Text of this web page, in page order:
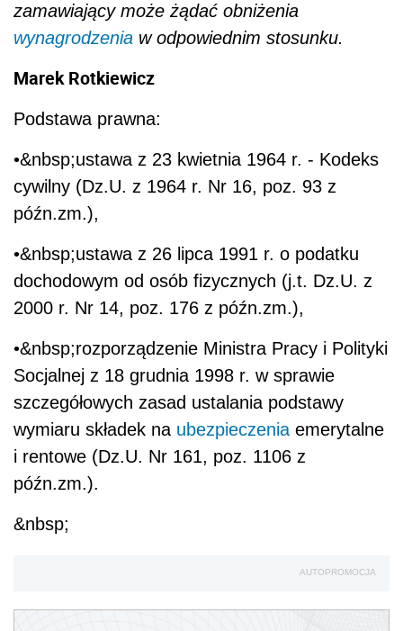
zamawiający może żądać obniżenia
wynagrodzenia w odpowiednim stosunku.
Marek Rotkiewicz
Podstawa prawna:
•&nbsp;ustawa z 23 kwietnia 1964 r. - Kodeks
cywilny (Dz.U. z 1964 r. Nr 16, poz. 93 z
późn.zm.),
•&nbsp;ustawa z 26 lipca 1991 r. o podatku
dochodowym od osób fizycznych (j.t. Dz.U. z
2000 r. Nr 14, poz. 176 z późn.zm.),
•&nbsp;rozporządzenie Ministra Pracy i Polityki
Socjalnej z 18 grudnia 1998 r. w sprawie
szczegółowych zasad ustalania podstawy
wymiaru składek na ubezpieczenia emerytalne
i rentowe (Dz.U. Nr 161, poz. 1106 z
późn.zm.).
&nbsp;
AUTOPROMOCJA